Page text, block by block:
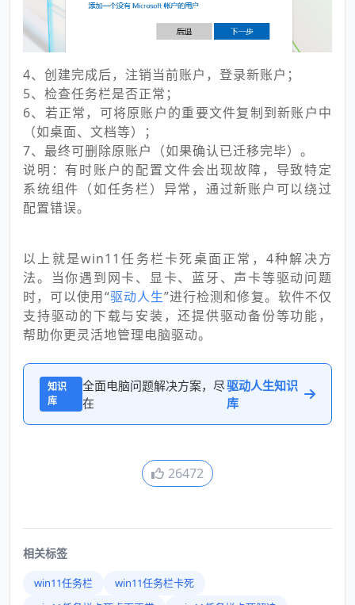
4、创建完成后，注销当前账户，登录新账户；
5、检查任务栏是否正常；
6、若正常，可将原账户的重要文件复制到新账户中
（如桌面、文档等）；
7、最终可删除原账户（如果确认已迁移完毕）。
说明：有时账户的配置文件会出现故障，导致特定
系统组件（如任务栏）异常，通过新账户可以绕过
配置错误。
以上就是win11任务栏卡死桌面正常，4种解决方
法。当你遇到网卡、显卡、蓝牙、声卡等驱动问题
时，可以使用“驱动人生”进行检测和修复。软件不仅
支持驱动的下载与安装，还提供驱动备份等功能，
帮助你更灵活地管理电脑驱动。
知识
库
全面电脑问题解决方案，尽
在
驱动人生知识
库
26472
相关标签
win11任务栏
win11任务栏卡死